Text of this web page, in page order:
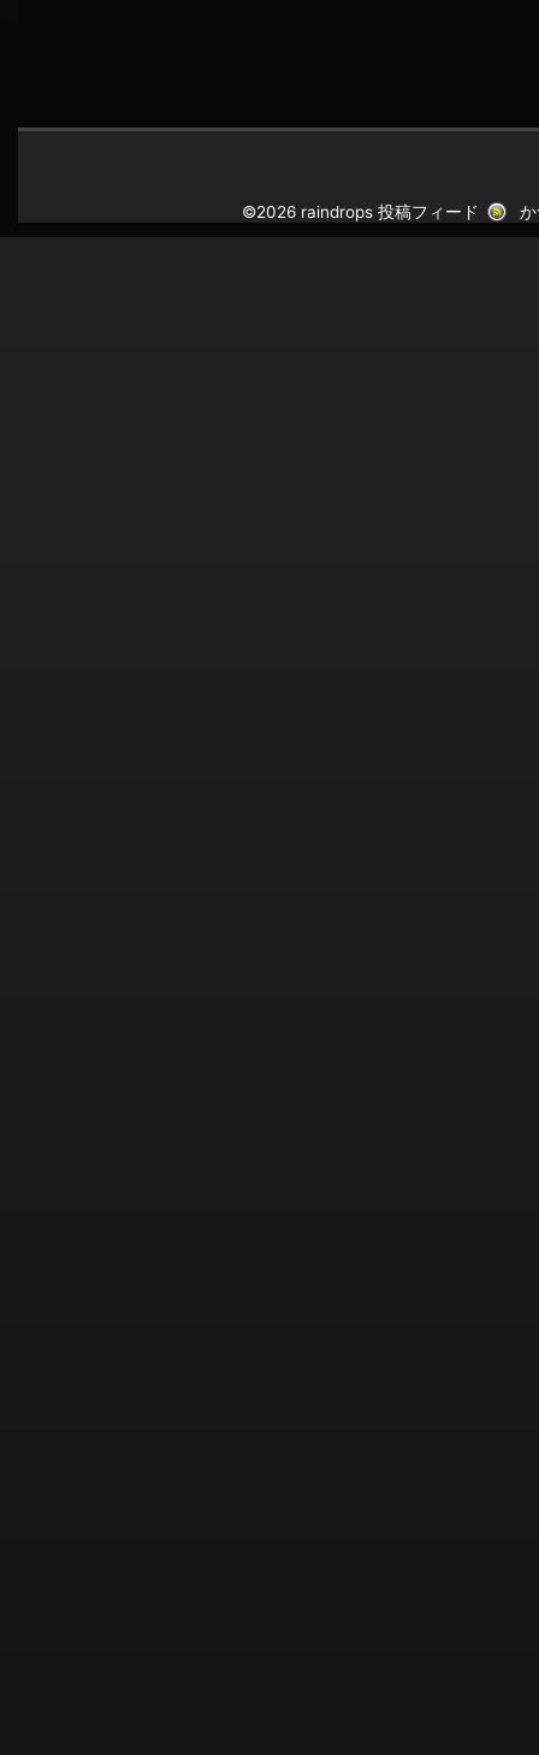
©2026 raindrops投稿フィード